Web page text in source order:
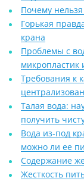
Почему
Горькая
крана
Проблемы с
микропластик
Требования к
Талая вода:
получить
Вода из-под
можно ли ее
Содержание
Жесткость